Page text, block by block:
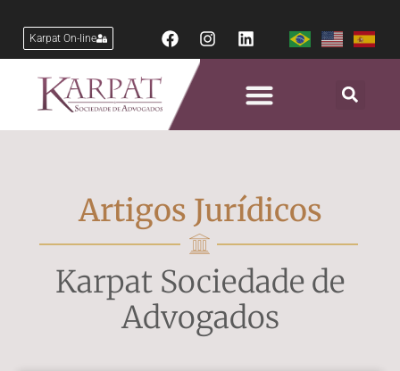
Karpat On-line
Artigos Jurídicos
Karpat Sociedade de
Advogados